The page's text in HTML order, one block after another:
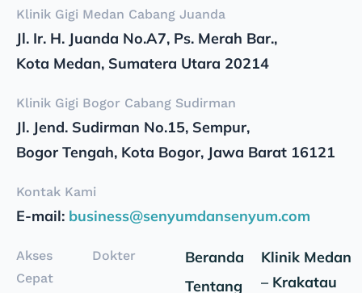
Klinik Gigi Medan Cabang Juanda
Jl. Ir. H. Juanda No.A7, Ps. Merah Bar.,
Kota Medan, Sumatera Utara 20214
Klinik Gigi Bogor Cabang Sudirman
Jl. Jend. Sudirman No.15, Sempur,
Bogor Tengah, Kota Bogor, Jawa Barat 16121
Kontak Kami
E-mail: business@senyumdansenyum.com
Akses
Cepat
Dokter
Beranda
Tentang
Klinik Medan
– Krakatau